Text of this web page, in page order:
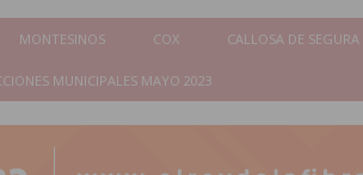
MONTESINOS COX CALLOSA DE SEGURA
MUNICIPALES MAYO 2023